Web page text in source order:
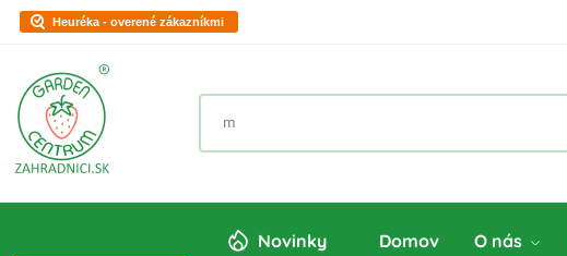
Heuréka - overené zákazníkmi
Novinky Domov O nás